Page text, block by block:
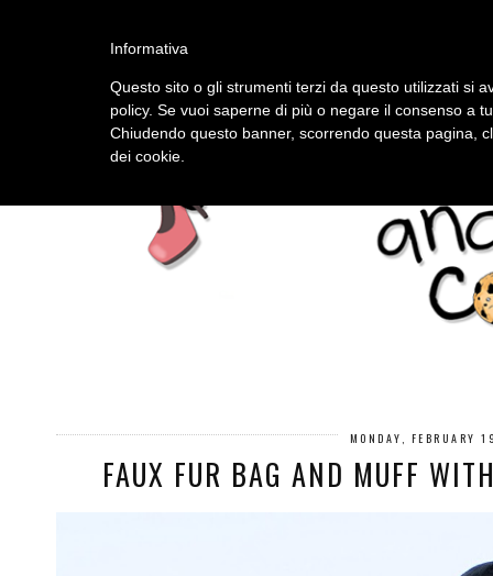
MONDAY, FEBRUARY
FAUX FUR BAG AND MUFF
Informativa
Questo sito o gli strumenti terzi da questo utilizzati si
policy. Se vuoi saperne di più o negare il consenso a
Chiudendo questo banner, scorrendo questa pagina,
dei cookie.